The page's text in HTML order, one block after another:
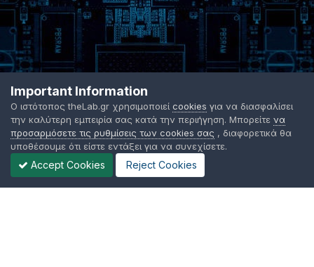
Important Information
Ο ιστότοπος theLab.gr χρησιμοποιεί cookies για να διασφαλίσει
την καλύτερη εμπειρία σας κατά την περιήγηση. Μπορείτε να
προσαρμόσετε τις ρυθμίσεις των cookies σας , διαφορετικά θα
υποθέσουμε ότι είστε εντάξει για να συνεχίσετε.
Accept Cookies Reject Cookies